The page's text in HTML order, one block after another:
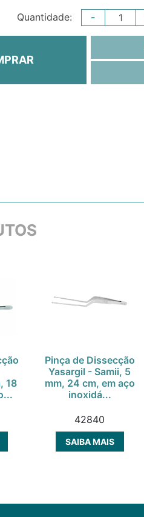
Quantidade: -
18
Pinça de Dissecção
Yasargil - Samii, 5
mm, 24 cm, em aço
inoxidá...
42840
SAIBA MAIS